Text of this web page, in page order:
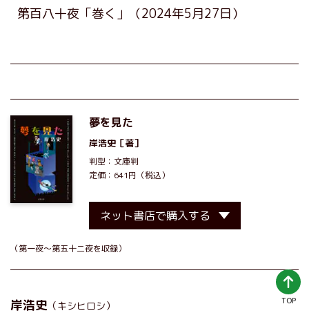
第百八十夜「巻く」 （2024年5月27日）
夢を見た
岸浩史 ［著］
判型：文庫判
定価：641円（税込）
ネット書店で購入する
（第一夜～第五十二夜を収録）
岸浩史 （キシヒロシ） TOP